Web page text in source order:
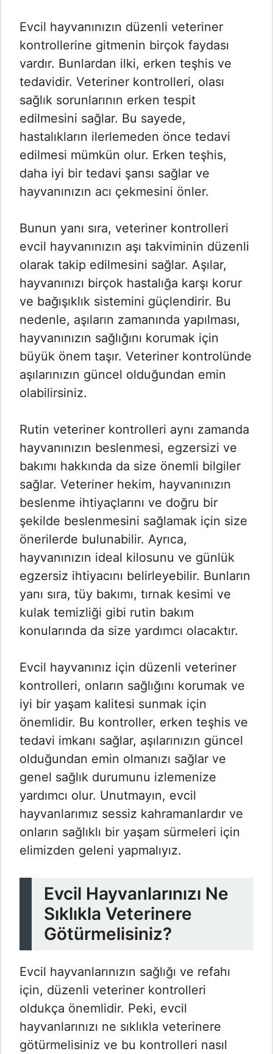
Evcil hayvanınızın düzenli veteriner
kontrollerine gitmenin birçok faydası
vardır. Bunlardan ilki, erken teşhis ve
tedavidir. Veteriner kontrolleri, olası
sağlık sorunlarının erken tespit
edilmesini sağlar. Bu sayede,
hastalıkların ilerlemeden önce tedavi
edilmesi mümkün olur. Erken teşhis,
daha iyi bir tedavi şansı sağlar ve
hayvanınızın acı çekmesini önler.
Bunun yanı sıra, veteriner kontrolleri
evcil hayvanınızın aşı takviminin düzenli
olarak takip edilmesini sağlar. Aşılar,
hayvanınızı birçok hastalığa karşı korur
ve bağışıklık sistemini güçlendirir. Bu
nedenle, aşıların zamanında yapılması,
hayvanınızın sağlığını korumak için
büyük önem taşır. Veteriner kontrolünde
aşılarınızın güncel olduğundan emin
olabilirsiniz.
Rutin veteriner kontrolleri aynı zamanda
hayvanınızın beslenmesi, egzersizi ve
bakımı hakkında da size önemli bilgiler
sağlar. Veteriner hekim, hayvanınızın
beslenme ihtiyaçlarını ve doğru bir
şekilde beslenmesini sağlamak için size
önerilerde bulunabilir. Ayrıca,
hayvanınızın ideal kilosunu ve günlük
egzersiz ihtiyacını belirleyebilir. Bunların
yanı sıra, tüy bakımı, tırnak kesimi ve
kulak temizliği gibi rutin bakım
konularında da size yardımcı olacaktır.
Evcil hayvanınız için düzenli veteriner
kontrolleri, onların sağlığını korumak ve
iyi bir yaşam kalitesi sunmak için
önemlidir. Bu kontroller, erken teşhis ve
tedavi imkanı sağlar, aşılarınızın güncel
olduğundan emin olmanızı sağlar ve
genel sağlık durumunu izlemenize
yardımcı olur. Unutmayın, evcil
hayvanlarımız sessiz kahramanlardır ve
onların sağlıklı bir yaşam sürmeleri için
elimizden geleni yapmalıyız.
Evcil Hayvanlarınızı Ne
Sıklıkla Veterinere
Götürmelisiniz?
Evcil hayvanlarınızın sağlığı ve refahı
için, düzenli veteriner kontrolleri
oldukça önemlidir. Peki, evcil
hayvanlarınızı ne sıklıkla veterinere
götürmelisiniz ve bu kontrolleri nasıl